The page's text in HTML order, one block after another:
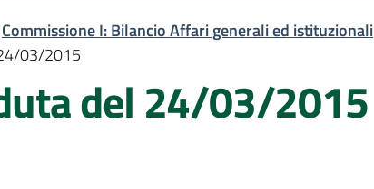
Commissione I: Bilancio Affari generali ed istituzionali
03/2015
del 24/03/2015